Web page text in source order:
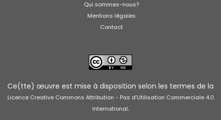
Qui sommes-nous?
Mentions légales
Contact
Ce(tte) œuvre est mise à disposition selon les termes de la
Licence Creative Commons Attribution - Pas d’Utilisation Commerciale 4.0
International.